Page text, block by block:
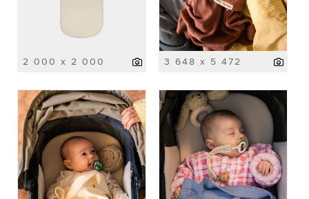
2 000 x 2 000 3 648 x 5 472